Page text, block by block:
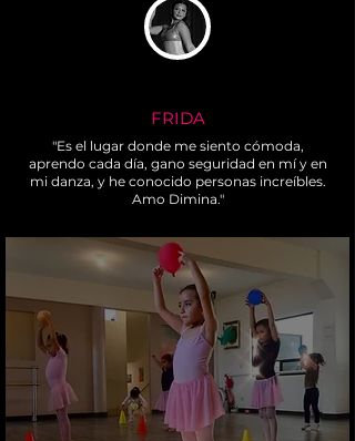
FRIDA
"Es el lugar donde me siento cómoda,
aprendo cada día, gano seguridad en mí y en
mi danza, y he conocido personas increíbles.
Amo Dimina."